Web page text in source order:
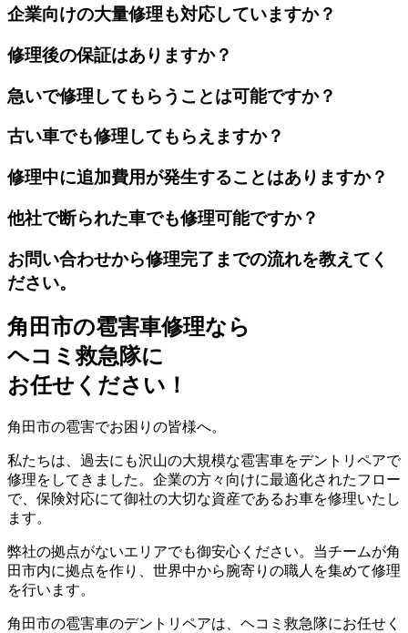
企業向けの大量修理も対応していますか？
修理後の保証はありますか？
急いで修理してもらうことは可能ですか？
古い車でも修理してもらえますか？
修理中に追加費用が発生することはありますか？
他社で断られた車でも修理可能ですか？
お問い合わせから修理完了までの流れを教えてく
ださい。
角田市の雹害車修理なら
ヘコミ救急隊に
お任せください！
角田市の雹害でお困りの皆様へ。
私たちは、過去にも沢山の大規模な雹害車をデントリペアで
修理をしてきました。企業の方々向けに最適化されたフロー
で、保険対応にて御社の大切な資産であるお車を修理いたし
ます。
弊社の拠点がないエリアでも御安心ください。当チームが角
田市内に拠点を作り、世界中から腕寄りの職人を集めて修理
を行います。
角田市の雹害車のデントリペアは、ヘコミ救急隊にお任せく